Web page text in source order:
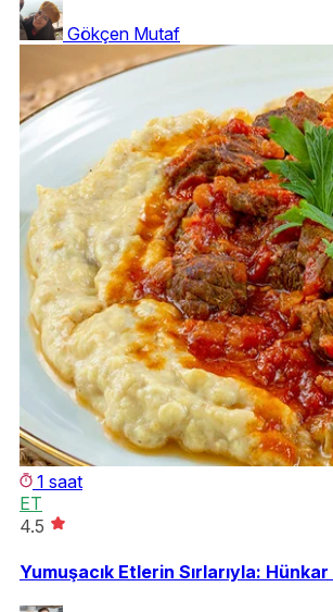
Gökçen Mutaf
1 saat
ET
4.5
Yumuşacık Etlerin Sırlarıyla: